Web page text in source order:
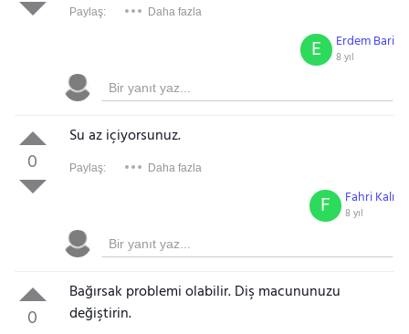
Paylaş: Daha fazla
Erdem Bari
8 yıl
E
0
Su az içiyorsunuz.
Paylaş: Daha fazla
Fahri Kalı
8 yıl
F
0
Bağırsak problemi olabilir. Diş macununuzu
değiştirin.